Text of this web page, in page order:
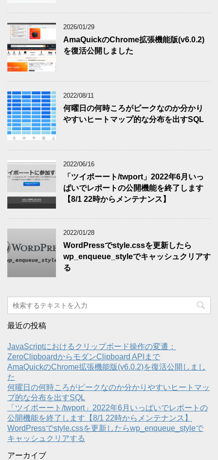
2026/01/29
AmaQuickのChrome拡張機能版(v6.0.2)
を復活公開しました
2022/08/11
何曜日の何時ころがピークなのか分かり
やすいヒートマップ的な分布を出すSQL
2022/06/16
「ツイポーート/twport」2022年6月いっ
ぱいでレポートの公開機能を終了します
【8/1 22時からメンテナンス】
2022/01/28
WordPressでstyle.cssを更新したら
wp_enqueue_styleでキャッシュクリアす
る
最近の投稿
JavaScriptにおけるクリップボード操作の変遷：
ZeroClipboardからモダンClipboard APIまで
AmaQuickのChrome拡張機能版(v6.0.2)を復活公開しまし
た
何曜日の何時ころがピークなのか分かりやすいヒートマッ
プ的な分布を出すSQL
「ツイポーート/twport」2022年6月いっぱいでレポートの
公開機能を終了します【8/1 22時からメンテナンス】
WordPressでstyle.cssを更新したらwp_enqueue_styleで
キャッシュクリアする
アーカイブ